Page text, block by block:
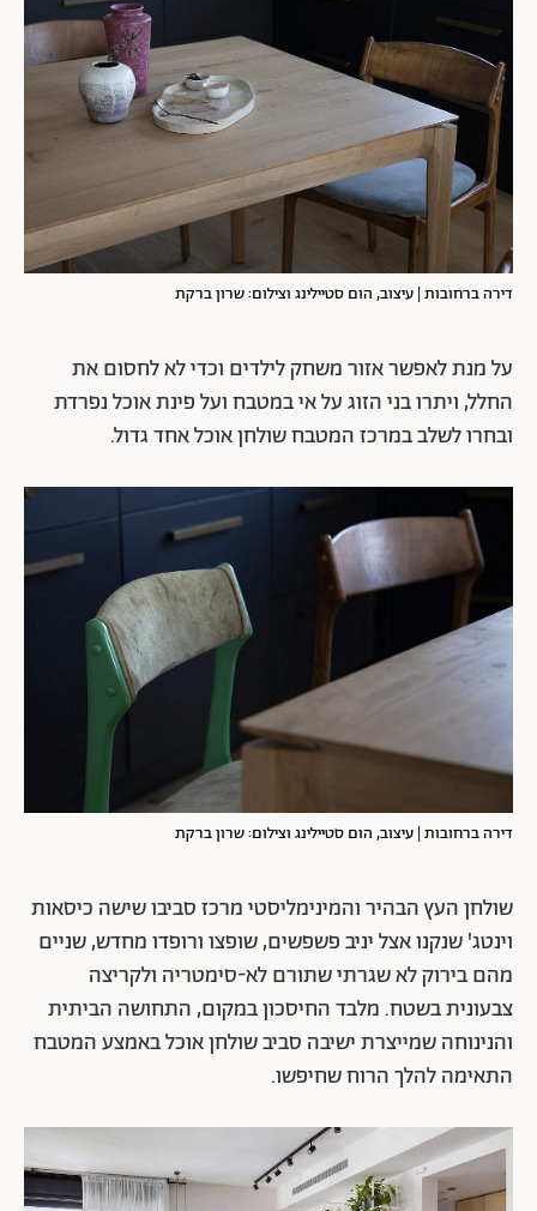
דירה ברחובות | עיצוב, הום סטיילינג וצילום: שרון ברקת
על מנת לאפשר אזור משחק לילדים וכדי לא לחסום את
החלל, ויתרו בני הזוג על אי במטבח ועל פינת אוכל נפרדת
ובחרו לשלב במרכז המטבח שולחן אוכל אחד גדול.
דירה ברחובות | עיצוב, הום סטיילינג וצילום: שרון ברקת
שולחן העץ הבהיר והמינימליסטי מרכז סביבו שישה כיסאות
וינטג' שנקנו אצל יניב פשפשים, שופצו ורופדו מחדש, שניים
מהם בירוק לא שגרתי שתורם לא-סימטריה ולקריצה
צבעונית בשטח. מלבד החיסכון במקום, התחושה הביתית
והנינוחה שמייצרת ישיבה סביב שולחן אוכל באמצע המטבח
התאימה להלך הרוח שחיפשו.